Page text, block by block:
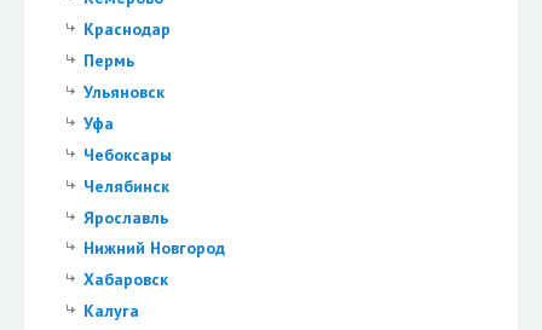
Краснодар
Пермь
Ульяновск
Уфа
Чебоксары
Челябинск
Ярославль
Нижний Новгород
Хабаровск
Калуга